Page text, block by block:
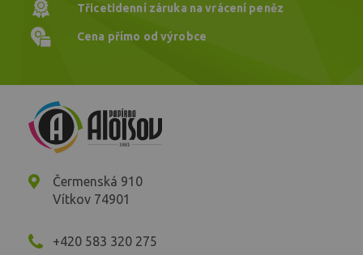
Třicetidenní záruka na vrácení peněz
Cena přímo od výrobce
Čermenská 910
Vítkov 74901
+420 583 320 275